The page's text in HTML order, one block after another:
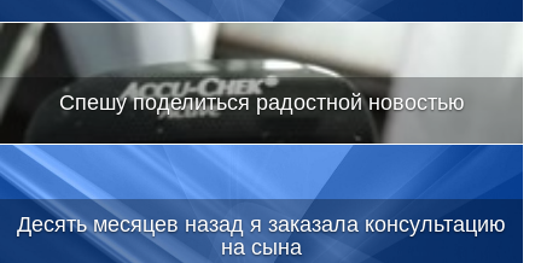
Спешу поделиться радостной новостью
Десять месяцев назад я заказала консультацию
на сына